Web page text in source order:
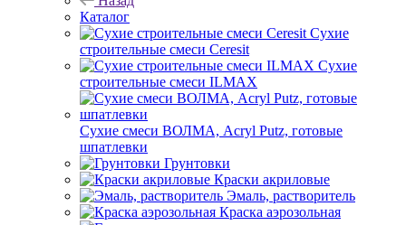
Каталог
Сухие
строительные смеси Ceresit
Сухие
строительные смеси ILMAX
Сухие смеси ВОЛМА, Acryl Putz, готовые
шпатлевки
Грунтовки
Краски акриловые
Эмаль, растворитель
Краска аэрозольная